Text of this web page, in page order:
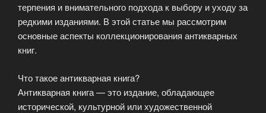
терпения и внимательного подхода к выбору и уходу за
редкими изданиями. В этой статье мы рассмотрим
основные аспекты коллекционирования антикварных
книг.
Что такое антикварная книга?
Антикварная книга — это издание, обладающее
исторической, культурной или художественной